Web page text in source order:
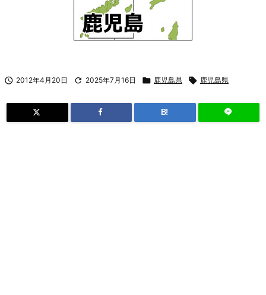
 2012年4月20日  2025年7月16日  鹿児島県  鹿児島県
B!